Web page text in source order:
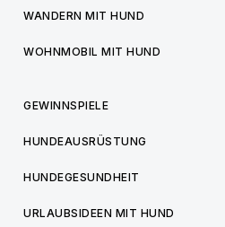
WANDERN MIT HUND
WOHNMOBIL MIT HUND
GEWINNSPIELE
HUNDEAUSRÜSTUNG
HUNDEGESUNDHEIT
URLAUBSIDEEN MIT HUND